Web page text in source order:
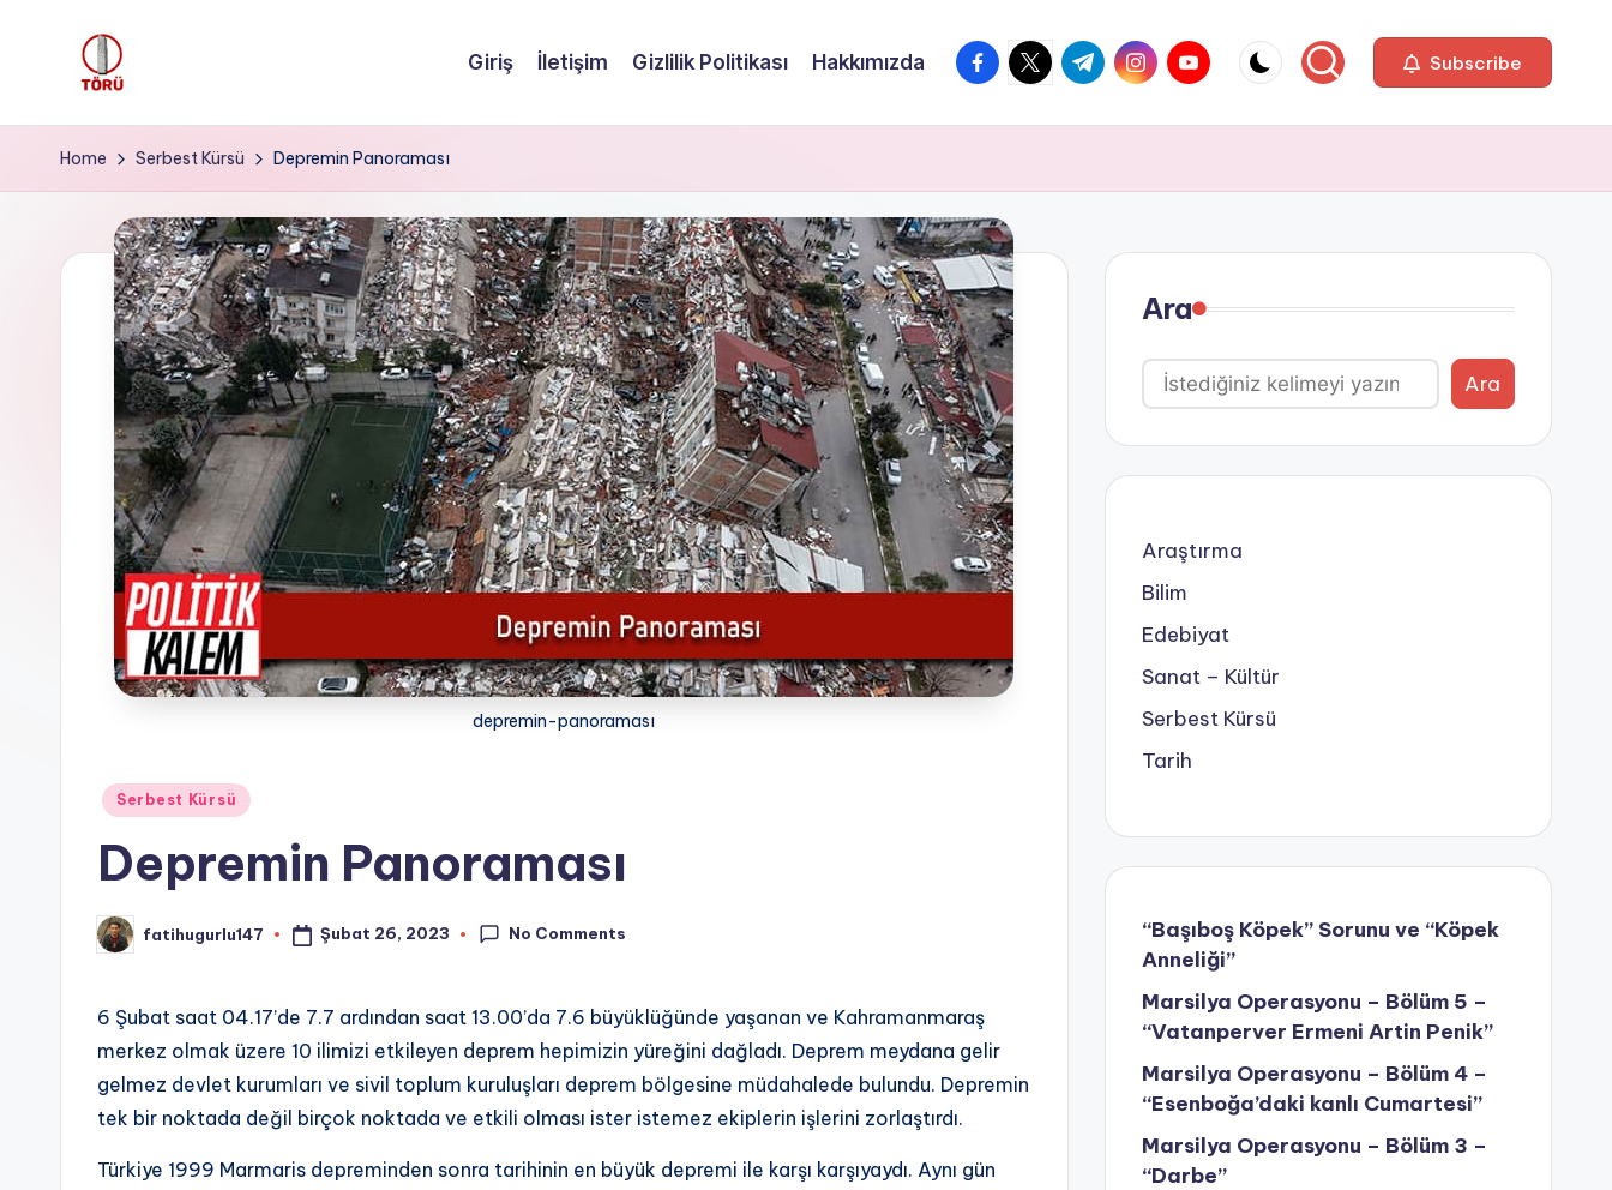
contentT
Ö
Ü
Giriş İletişim Gizlilik Politikası Hakkımızda facebook.com
twitter.com
t.me instagram.com
youtube.com Subscribe
Home Serbest Kürsü Depremin Panoraması
depremin-panoraması
Posted
Serbest Kürsü
Depremin Panoraması
Posted
by
fatihugurlu147 Şubat 26, 2023 No Comments
6 Şubat saat 04.17’de 7.7 ardından saat 13.00’da 7.6 büyüklüğünde yaşanan ve Kahramanmaraş
merkez olmak üzere 10 ilimizi etkileyen deprem hepimizin yüreğini dağladı. Deprem meydana gelir
gelmez devlet kurumları ve sivil toplum kuruluşları deprem bölgesine müdahalede bulundu. Depremin
tek bir noktada değil birçok noktada ve etkili olması ister istemez ekiplerin işlerini zorlaştırdı.
Türkiye 1999 Marmaris depreminden sonra tarihinin en büyük depremi ile karşı karşıyaydı. Aynı gün
Ara
Ara
Araştırma
Bilim
Edebiyat
Sanat – Kültür
Serbest Kürsü
Tarih
“Başıboş Köpek” Sorunu ve “Köpek
Anneliği”
Marsilya Operasyonu – Bölüm 5 –
“Vatanperver Ermeni Artin Penik”
Marsilya Operasyonu – Bölüm 4 –
“Esenboğa’daki kanlı Cumartesi”
Marsilya Operasyonu – Bölüm 3 –
“Darbe”